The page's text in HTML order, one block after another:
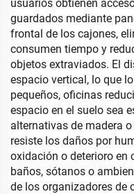
usuarios obtienen
guardados mediante
frontal de los cajones,
consumen tiempo y
objetos extraviados. El
espacio vertical, lo que
pequeños, oficinas
espacio en el suelo sea
alternativas de madera
resiste los daños por
oxidación o deterioro en
baños, sótanos o
de los organizadores de